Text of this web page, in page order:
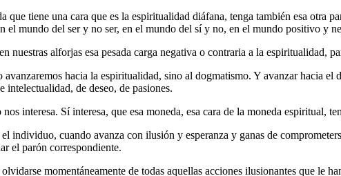
que tiene una cara que es la espiritualidad diáfana, tenga también esa
el mundo del ser y no ser, en el mundo del sí y no, en el mundo positivo y
nuestras alforjas esa pesada carga negativa o contraria a la espiritualidad,
avanzaremos hacia la espiritualidad, sino al dogmatismo. Y avanzar hacia
intelectualidad, de deseo, de pasiones.
interesa. Sí interesa, que esa moneda, esa cara de la moneda
individuo, cuando avanza con ilusión y esperanza y ganas de
el parón correspondiente.
momentáneamente de todas aquellas acciones ilusionantes que le